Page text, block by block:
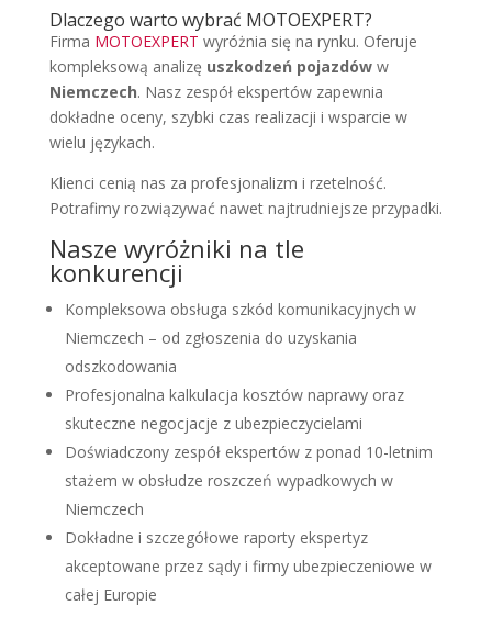
Dlaczego warto wybrać MOTOEXPERT?
Firma MOTOEXPERT wyróżnia się na rynku. Oferuje
kompleksową analizę uszkodzeń pojazdóww
Niemczech. Nasz zespół ekspertów zapewnia
dokładne oceny, szybki czas realizacji i wsparcie w
wielu językach.
Klienci cenią nas za profesjonalizm i rzetelność.
Potrafimy rozwiązywać nawet najtrudniejsze przypadki.
Nasze wyróżniki na tle
konkurencji
Kompleksowa obsługa szkód komunikacyjnych w
Niemczech – od zgłoszenia do uzyskania
odszkodowania
Profesjonalna kalkulacja kosztów naprawy oraz
skuteczne negocjacje z ubezpieczycielami
Doświadczony zespół ekspertów z ponad 10-letnim
stażem w obsłudze roszczeń wypadkowych w
Niemczech
Dokładne i szczegółowe raporty ekspertyz
akceptowane przez sądy i firmy ubezpieczeniowe w
całej Europie